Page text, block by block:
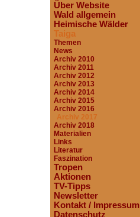
Über Website
Wald allgemein
Heimische Wälder
Taiga
Themen
News
Archiv 2010
Archiv 2011
Archiv 2012
Archiv 2013
Archiv 2014
Archiv 2015
Archiv 2016
Archiv 2017
Archiv 2018
Materialien
Links
Literatur
Faszination
Tropen
Aktionen
TV-Tipps
Newsletter
Kontakt / Impressum
Datenschutz